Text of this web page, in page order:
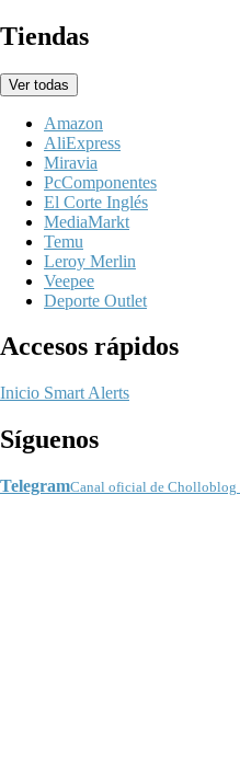
Tiendas
Ver todas
Amazon
AliExpress
Miravia
PcComponentes
El Corte Inglés
MediaMarkt
Temu
Leroy Merlin
Veepee
Deporte Outlet
Accesos rápidos
Inicio Smart Alerts
Síguenos
TelegramCanal oficial de Cholloblog